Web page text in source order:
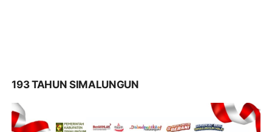
193 TAHUN SIMALUNGUN